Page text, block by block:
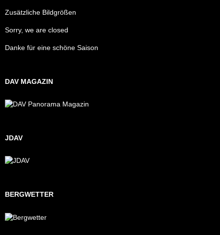
Zusätzliche Bildgrößen
Sorry, we are closed
Danke für eine schöne Saison
DAV MAGAZIN
JDAV
BERGWETTER